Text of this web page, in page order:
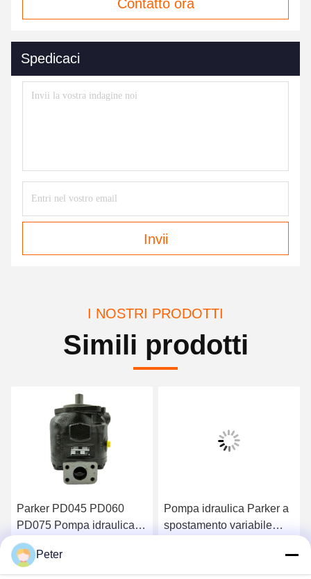
Contatto ora
Spedicaci
Invii
I NOSTRI PRODOTTI
Simili prodotti
Parker PD045 PD060
PD075 Pompa idraulica a
pistoni PD100 PD140
PD100PM04SRS5BC00S000
Ottenga il migliore prezzo
Pompa idraulica Parker a
spostamento variabile
Peter